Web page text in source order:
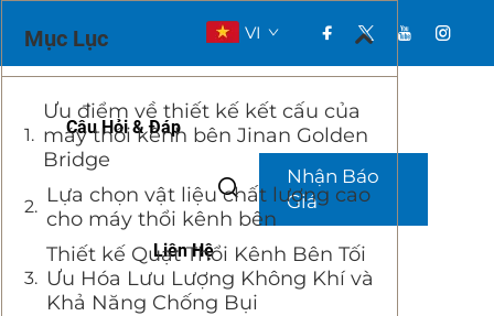
VI
Câu Hỏi & Đáp
Liên Hệ
Nhận Báo
Giá
Mục Lục
Ưu điểm về thiết kế kết cấu của
máy thổi kênh bên Jinan Golden
Bridge
Lựa chọn vật liệu chất lượng cao
cho máy thổi kênh bên
Thiết kế Quạt Thổi Kênh Bên Tối
Ưu Hóa Lưu Lượng Không Khí và
Khả Năng Chống Bụi